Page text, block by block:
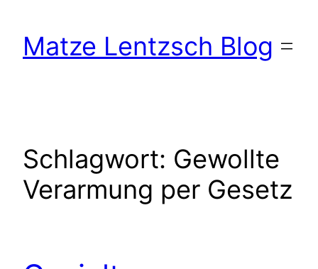
Inhalt
springen
Matze Lentzsch Blog
Schlagwort: Gewollte
Verarmung per Gesetz